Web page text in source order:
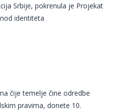
Srbije, pokrenula je Projekat
identiteta
čije temelje čine odredbe
pravima, donete 10.